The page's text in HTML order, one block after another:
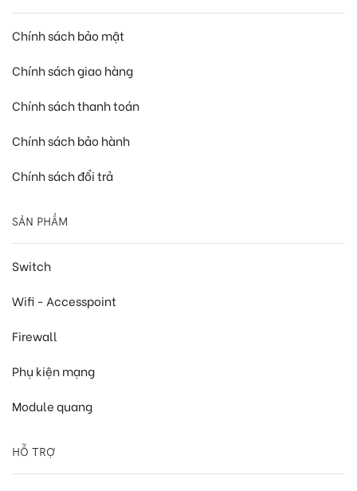
Chính sách bảo mật
Chính sách giao hàng
Chính sách thanh toán
Chính sách bảo hành
Chính sách đổi trả
SẢN PHẨM
Switch
Wifi - Accesspoint
Firewall
Phụ kiện mạng
Module quang
HỖ TRỢ